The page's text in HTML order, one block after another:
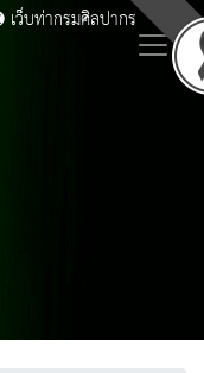
เว็บท่ากรมศิลปากร